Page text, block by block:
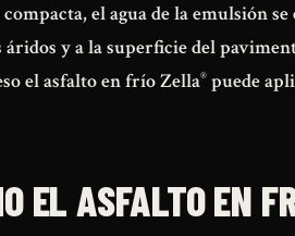
el agua de la emulsión
áridos y a la superficie del
el asfalto en frío Zella® puede
EL ASFALTO EN